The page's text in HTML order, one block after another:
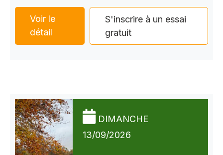
Voir le
détail
S'inscrire à un essai
gratuit
DIMANCHE
13/09/2026